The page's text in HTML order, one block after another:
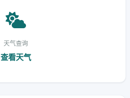
天气查询
查看天气